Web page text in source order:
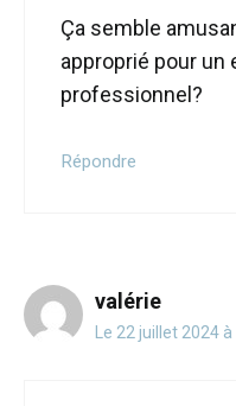
Ça semble
approprié pour un
professionnel?
Répondre
valérie
Le 22 juillet 2024